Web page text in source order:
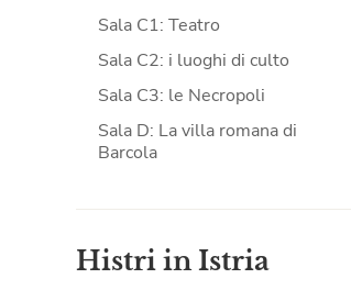
Sala C1: Teatro
Sala C2: i luoghi di culto
Sala C3: le Necropoli
Sala D: La villa romana di
Barcola
Histri in Istria